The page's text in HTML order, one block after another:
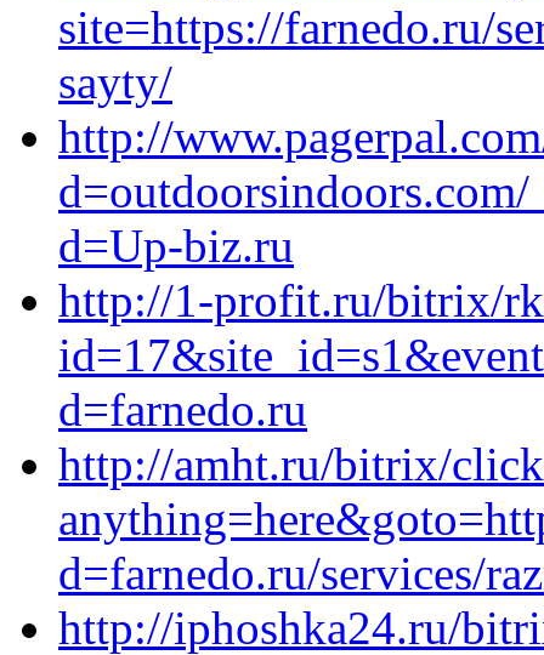
site=https://farnedo.ru/
sayty/
http://
d=Up-biz.ru
http://1-profit.ru/bitrix/
d=farnedo.ru
http://amht.ru/bitrix/
d=farnedo.ru/services/
http://iphoshka24.ru/